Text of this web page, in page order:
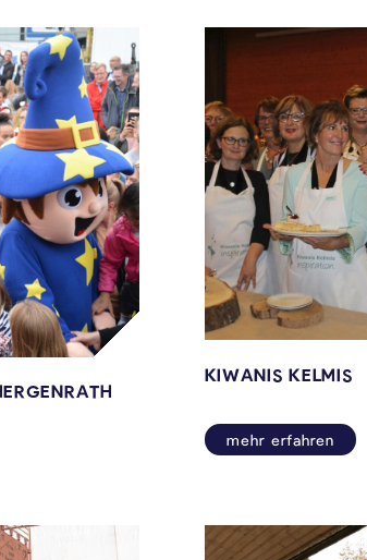
KIWANIS KELMIS
mehr erfahren